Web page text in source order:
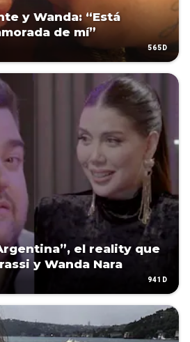
y Wanda: “Está
de mí”
565D
el reality que
y Wanda Nara
941D